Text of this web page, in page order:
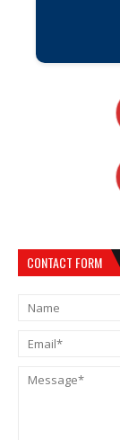
CONTACT FORM